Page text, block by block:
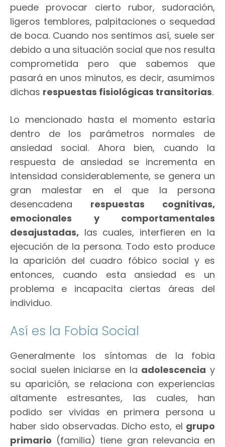
puede provocar cierto rubor, sudoración,
ligeros temblores, palpitaciones o sequedad
de boca. Cuando nos sentimos así, suele ser
debido a una situación social que nos resulta
comprometida pero que sabemos que
pasará en unos minutos, es decir, asumimos
dichas respuestas fisiológicas transitorias.
Lo mencionado hasta el momento estaría
dentro de los parámetros normales de
ansiedad social. Ahora bien, cuando la
respuesta de ansiedad se incrementa en
intensidad considerablemente, se genera un
gran malestar en el que la persona
desencadena respuestas cognitivas,
emocionales y comportamentales
desajustadas, las cuales, interfieren en la
ejecución de la persona. Todo esto produce
la aparición del cuadro fóbico social y es
entonces, cuando esta ansiedad es un
problema e incapacita ciertas áreas del
individuo.
Así es la Fobia Social
Generalmente los síntomas de la fobia
social suelen iniciarse en la adolescencia y
su aparición, se relaciona con experiencias
altamente estresantes, las cuales, han
podido ser vividas en primera persona u
haber sido observadas. Dicho esto, el grupo
primario (familia) tiene gran relevancia en